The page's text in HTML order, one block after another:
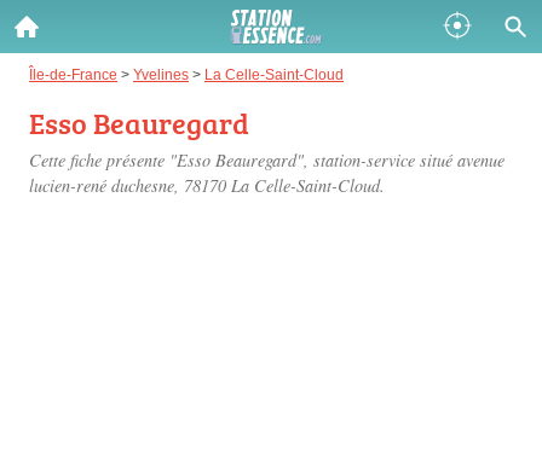
Île-de-France > Yvelines > La Celle-Saint-Cloud
Esso Beauregard
Cette fiche présente "Esso Beauregard", station-service situé avenue
lucien-rené duchesne, 78170 La Celle-Saint-Cloud.
Gazole :
Disponible
SP 98 :